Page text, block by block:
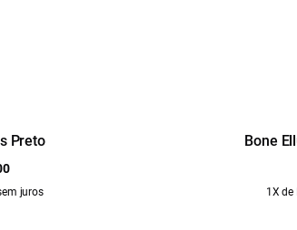
Preto
juros
Bone
1X de